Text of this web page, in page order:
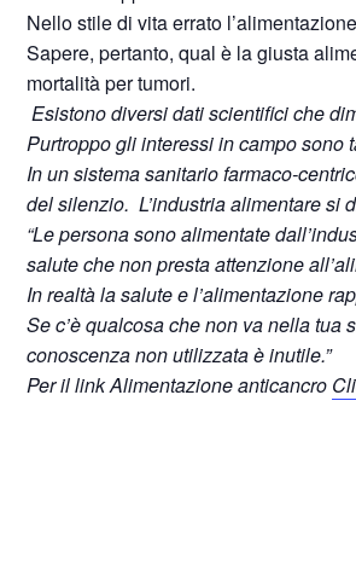
Nello stile di vita errato
Sapere, pertanto, qual è la giusta
mortalità per tumori.
Esistono diversi dati scientifici che
Purtroppo gli interessi in campo
In un sistema sanitario farmaco-
del silenzio. L’industria alimentare si
“Le persona sono alimentate
salute che non presta attenzione
In realtà la salute e l’alimentazione
Se c’è qualcosa che non va nella
conoscenza non utilizzata è inutile.”
Per il link Alimentazione anticancro